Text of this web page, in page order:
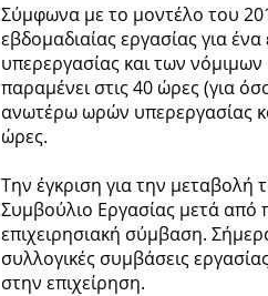
Σύμφωνα με το μοντέλο του
εβδομαδιαίας εργασίας για
υπερεργασίας και των
παραμένει στις 40 ώρες (για
ανωτέρω ωρών υπερεργασίας
ώρες.
Την έγκριση για την
Συμβούλιο Εργασίας μετά από
επιχειρησιακή σύμβαση.
συλλογικές συμβάσεις
στην επιχείρηση.